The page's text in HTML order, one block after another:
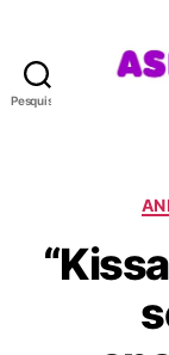
Pesquisar